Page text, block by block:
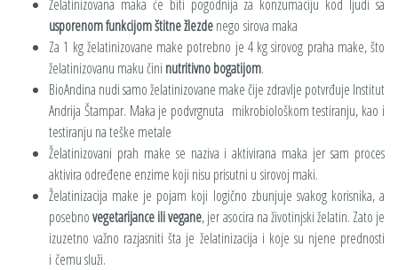
Želatinizovana maka će biti pogodnija za konzumaciju kod ljudi sa
usporenom funkcijom štitne žlezdenego sirova maka
Za 1 kg želatinizovane make potrebno je 4 kg sirovog praha make, što
želatinizovanu maku čini nutritivno bogatijom.
BioAndina nudi samo želatinizovane make čije zdravlje potvrđuje Institut
Andrija Štampar. Maka je podvrgnuta mikrobiološkom testiranju, kao i
testiranju na teške metale
Želatinizovani prah make se naziva i aktivirana maka jer sam proces
aktivira određene enzime koji nisu prisutni u sirovoj maki.
Želatinizacija make je pojam koji logično zbunjuje svakog korisnika, a
posebnovegetarijance ili vegane, jer asocira na životinjski želatin. Zato je
izuzetno važno razjasniti šta je želatinizacija i koje su njene prednosti
i čemu služi.